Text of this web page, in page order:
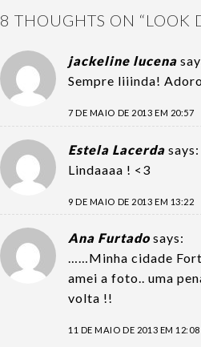
8 THOUGHTS ON “LOOK
jackeline lucena
Sempre liiinda!
7 DE MAIO DE 2013 EM 20:57
Estela Lacerda says:
Lindaaaa ! <3
9 DE MAIO DE 2013 EM 13:22
Ana Furtado says:
……Minha cidade
amei a foto.. uma
volta !!
11 DE MAIO DE 2013 EM 12:08